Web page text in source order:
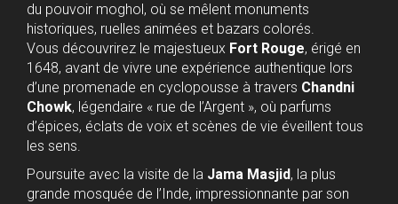
du pouvoir moghol, où se mêlent monuments
historiques, ruelles animées et bazars colorés.
Vous découvrirez le majestueux Fort Rouge, érigé en
1648, avant de vivre une expérience authentique lors
d’une promenade en cyclopousse à travers Chandni
Chowk, légendaire « rue de l’Argent », où parfums
d’épices, éclats de voix et scènes de vie éveillent tous
les sens.
Poursuite avec la visite de la Jama Masjid, la plus
grande mosquée de l’Inde, impressionnante par son